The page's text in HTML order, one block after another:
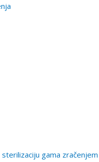
gama zračenjem